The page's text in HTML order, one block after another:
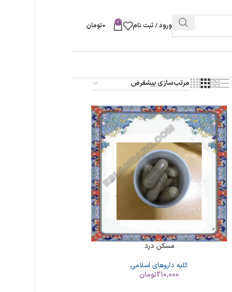
ورود / ثبت نام 0
0تومان
مسکن درد
کلیه داروهای اسلامی
210,000تومان